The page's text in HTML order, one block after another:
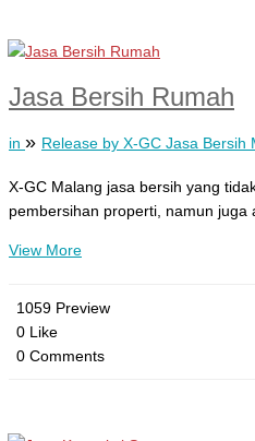
Jasa Bersih Rumah
in » Release by X-GC Jasa Bersih
X-GC Malang jasa bersih yang
pembersihan properti, namun juga
View More
1059 Preview
0 Like
0 Comments